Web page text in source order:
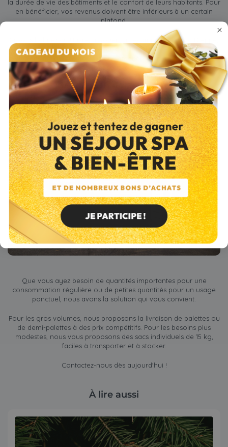
la durée de vie des bâtiments et le confort de leurs habitants. Pour
en bénéficier, vos revenus doivent être inférieurs à un certain
plafond.
Si vous habitez au Havre, à Rouen, à Fécamp, à Elbeuf, à Dieppe,
à Bolbec, à Eu, à Forges-les-Eaux, à Neufchâtel-en-Bray ou dans
les environs, vous pouvez également prétendre à des aides
locales. Ces aides se font sous la forme d'une Opération
Programmée d'Amélioration de l'Habitat (OPAH) ou d'un
Programme d'Intérêt Général (PIG).
Que vous ayez besoin de quantités importantes pour une
consommation régulière ou de petites quantités pour un usage
ponctuel, nous avons la solution qui vous convient.
Pour les gros volumes, nous proposons la livraison de palettes ou
de demi-palettes à des prix compétitifs. Pour les besoins plus
modestes, nous vous proposons des sacs individuels de 15 kg,
faciles à transporter et à stocker.
Contactez-nous dès aujourd'hui !
À lire aussi